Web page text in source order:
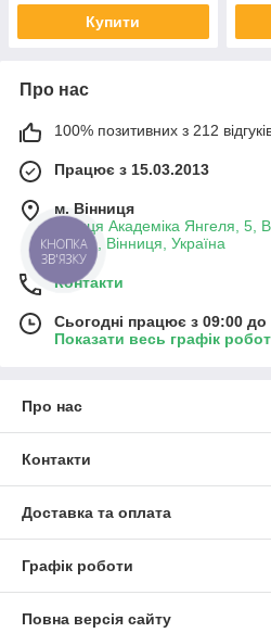
Купити
Про нас
100% позитивних з 212
Працює з 15.03.2013
м. Вінниця
вулиця Академіка Янгеля, 5,
21001, Вінниця, Україна
Контакти
Сьогодні працює з 09:00 до
Показати весь графік
Про нас
Контакти
Доставка та оплата
Графік роботи
Повна версія сайту
КНОПКА
ЗВ'ЯЗКУ